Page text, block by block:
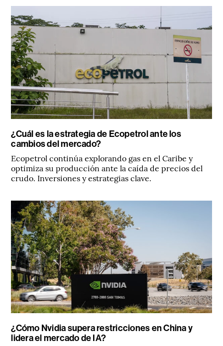
¿Cuál es la estrategia de Ecopetrol ante los
cambios del mercado?
Ecopetrol continúa explorando gas en el Caribe y
optimiza su producción ante la caída de precios del
crudo. Inversiones y estrategias clave.
¿Cómo Nvidia supera restricciones en China y
lidera el mercado de IA?